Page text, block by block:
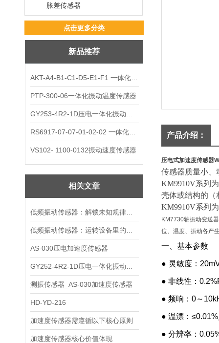
胀差传感器
点击更多分类
新品推荐
PTP-300-06一体化振动温度传感器
VS102- 1100-0132振动速度传感器
相关文章
AS-030压电加速度传感器
测振传感器_AS-030加速度传感器
HD-YD-216
加速度传感器需遵循以下核心原则
加速度传感器核心价值体现
产品介绍：
压电式加速度传感器
传感器质量小、
KM9910V系列
壳体或结构的（
KM9910V系列
KM7730轴振动变送
位、温度、振动各产
一、基本参数
● 灵敏度：
● 非线性：
● 频响：0～
● 温漂：
● 分辨率：